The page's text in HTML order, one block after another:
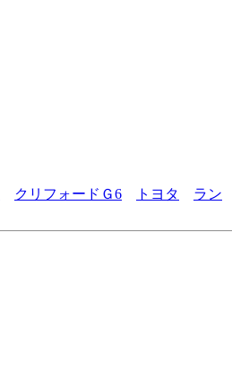
クリフォードＧ6 トヨタ
ラン